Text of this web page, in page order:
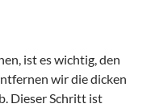
ist es wichtig, den
wir die dicken
Dieser Schritt ist